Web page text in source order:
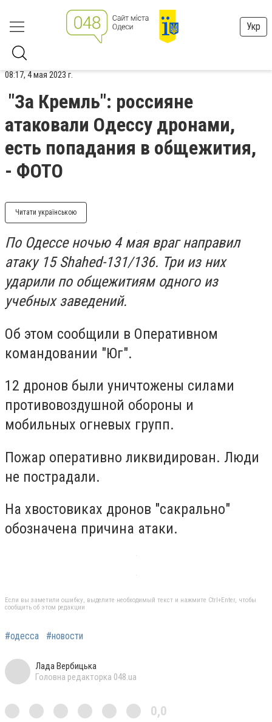
Укр
08:17, 4 мая 2023 г.
"За Кремль": россияне
атаковали Одессу дронами,
есть попадания в общежития,
- ФОТО
Читати українською
По Одессе ночью 4 мая враг направил
атаку 15 Shahed-131/136. Три из них
ударили по общежитиям одного из
учебных заведений.
Об этом сообщили в Оперативном
командовании "Юг".
12 дронов были уничтожены силами
противовоздушной обороны и
мобильных огневых групп.
Пожар оперативно ликвидирован. Люди
не пострадали.
На хвостовиках дронов "сакрально"
обозначена причина атаки.
Если вы заметили ошибку, выделите необходимый текст и нажмите Ctrl+Enter, чтобы
сообщить об этом редакции
#одесса #новости
Лада Вербицька
Головна редакторка 048.ua
0,0